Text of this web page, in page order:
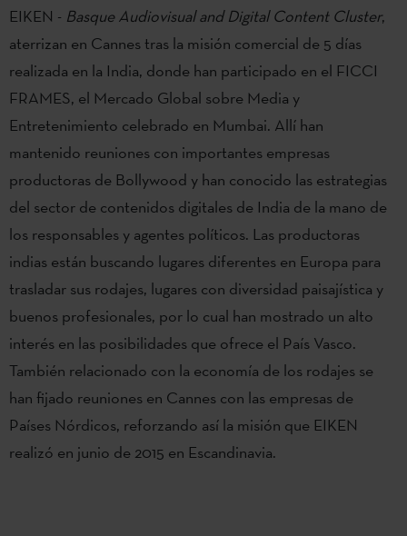
EIKEN - Basque Audiovisual and Digital Content Cluster,
aterrizan en Cannes tras la misión comercial de 5 días
realizada en la India, donde han participado en el FICCI
FRAMES, el Mercado Global sobre Media y
Entretenimiento celebrado en Mumbai. Allí han
mantenido reuniones con importantes empresas
productoras de Bollywood y han conocido las estrategias
del sector de contenidos digitales de India de la mano de
los responsables y agentes políticos. Las productoras
indias están buscando lugares diferentes en Europa para
trasladar sus rodajes, lugares con diversidad paisajística y
buenos profesionales, por lo cual han mostrado un alto
interés en las posibilidades que ofrece el País Vasco.
También relacionado con la economía de los rodajes se
han fijado reuniones en Cannes con las empresas de
Países Nórdicos, reforzando así la misión que EIKEN
realizó en junio de 2015 en Escandinavia.